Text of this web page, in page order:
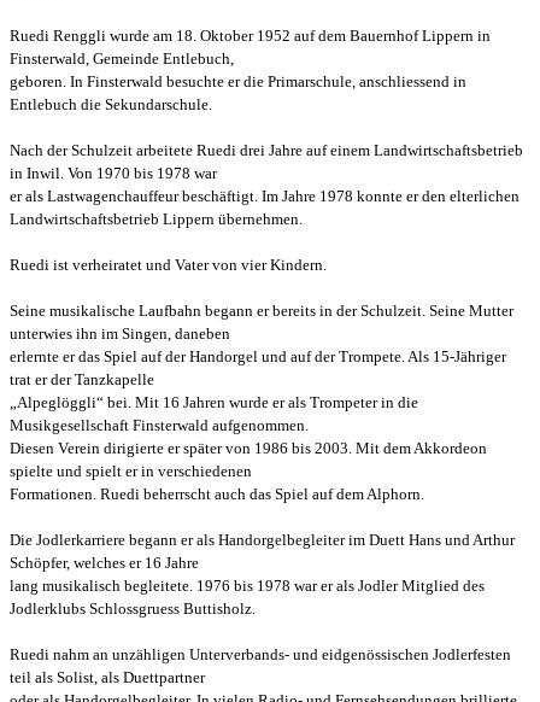
Ruedi Renggli wurde am 18. Oktober 1952 auf dem Bauernhof Lippern in
Finsterwald, Gemeinde Entlebuch,
geboren. In Finsterwald besuchte er die Primarschule, anschliessend in
Entlebuch die Sekundarschule.
Nach der Schulzeit arbeitete Ruedi drei Jahre auf einem Landwirtschaftsbetrieb
in Inwil. Von 1970 bis 1978 war
erals Lastwagenchauffeur beschäftigt. Im Jahre 1978 konnte er den elterlichen
Landwirtschaftsbetrieb Lippern übernehmen.
Ruedi ist verheiratet und Vater von vier Kindern.
Seine musikalische Laufbahn begann er bereits in der Schulzeit. Seine Mutter
unterwies ihn im Singen, daneben
erlernte er das Spiel auf der Handorgel und auf der Trompete. Als 15-Jähriger
trat er der Tanzkapelle
„Alpeglöggli“ bei. Mit 16 Jahren wurde er als Trompeter in die
Musikgesellschaft Finsterwald aufgenommen.
Diesen Verein dirigierte er später von 1986 bis 2003. Mit dem Akkordeon
spielte und spielt er in verschiedenen
Formationen. Ruedi beherrscht auch das Spiel auf dem Alphorn.
Die Jodlerkarriere begann er als Handorgelbegleiter im Duett Hans und Arthur
Schöpfer, welches er 16 Jahre
lang musikalisch begleitete. 1976 bis 1978 war er als Jodler Mitglied des
Jodlerklubs Schlossgruess Buttisholz.
Ruedi nahm an unzähligen Unterverbands- und eidgenössischen Jodlerfesten
teil als Solist, als Duettpartner